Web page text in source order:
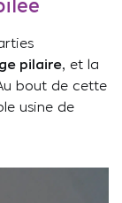
pilaire, et la
bout de cette
usine de